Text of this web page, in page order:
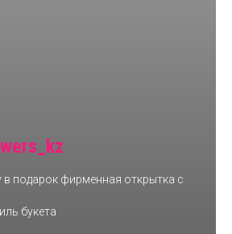
в подарок фирменная открытка с
букета